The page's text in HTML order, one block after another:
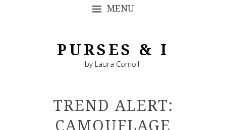
MENU
PURSES & I
by Laura Comolli
TREND ALERT:
CAMOUFLAGE